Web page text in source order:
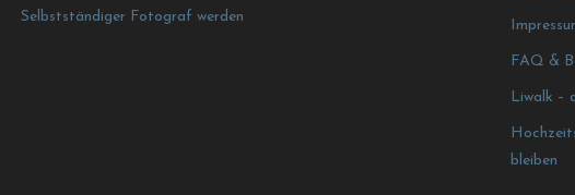
Selbstständiger Fotograf werden
FAQ &
Liwalk –
bleiben